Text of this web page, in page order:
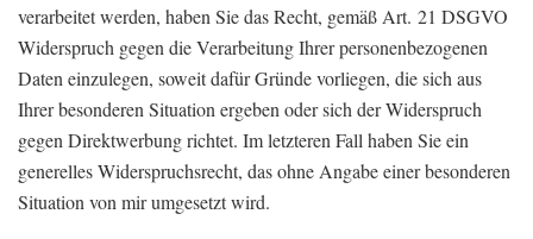
verarbeitet werden, haben Sie das Recht, gemäß Art. 21 DSGVO
Widerspruch gegen die Verarbeitung Ihrer personenbezogenen
Daten einzulegen, soweit dafür Gründe vorliegen, die sich aus
Ihrer besonderen Situation ergeben oder sich der Widerspruch
gegen Direktwerbung richtet. Im letzteren Fall haben Sie ein
generelles Widerspruchsrecht, das ohne Angabe einer besonderen
Situation von mir umgesetzt wird.